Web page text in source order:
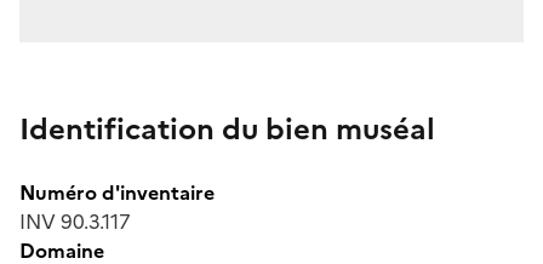
Identification du bien muséal
Numéro d'inventaire
INV 90.3.117
Domaine